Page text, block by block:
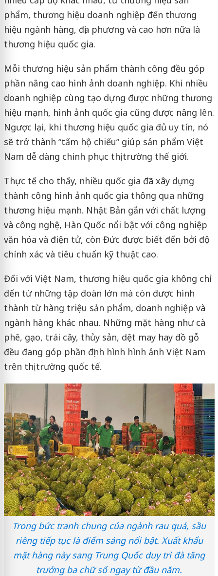
phẩm, thương hiệu doanh nghiệp đến thương
hiệu ngành hàng, địa phương và cao hơn nữa là
thương hiệu quốc gia.
Mỗi thương hiệu sản phẩm thành công đều góp
phần nâng cao hình ảnh doanh nghiệp. Khi nhiều
doanh nghiệp cùng tạo dựng được những thương
hiệu mạnh, hình ảnh quốc gia cũng được nâng lên.
Ngược lại, khi thương hiệu quốc gia đủ uy tín, nó
sẽ trở thành “tấm hộ chiếu” giúp sản phẩm Việt
Nam dễ dàng chinh phục thị trường thế giới.
Thực tế cho thấy, nhiều quốc gia đã xây dựng
thành công hình ảnh quốc gia thông qua những
thương hiệu mạnh. Nhật Bản gắn với chất lượng
và công nghệ, Hàn Quốc nổi bật với công nghiệp
văn hóa và điện tử, còn Đức được biết đến bởi độ
chính xác và tiêu chuẩn kỹ thuật cao.
Đối với Việt Nam, thương hiệu quốc gia không chỉ
đến từ những tập đoàn lớn mà còn được hình
thành từ hàng triệu sản phẩm, doanh nghiệp và
ngành hàng khác nhau. Những mặt hàng như cà
phê, gạo, trái cây, thủy sản, dệt may hay đồ gỗ
đều đang góp phần định hình hình ảnh Việt Nam
trên thị trường quốc tế.
Trong bức tranh chung của ngành rau quả, sầu
riêng tiếp tục là điểm sáng nổi bật. Xuất khẩu
mặt hàng này sang Trung Quốc duy trì đà tăng
trưởng ba chữ số ngay từ đầu năm.